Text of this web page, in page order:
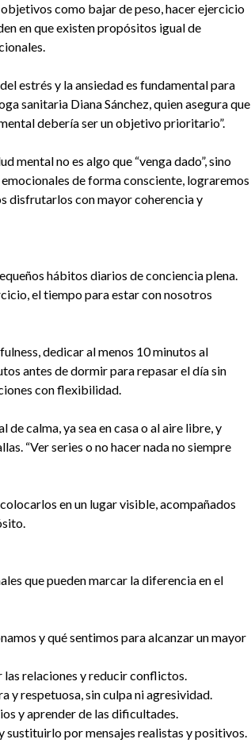
objetivos como bajar de peso, hacer ejercicio
en que existen propósitos igual de
estrés y la ansiedad es fundamental para
sanitaria Diana Sánchez, quien asegura que
debería ser un objetivo prioritario”.
mental no es algo que “venga dado”, sino
de forma consciente, lograremos
disfrutarlos con mayor coherencia y
hábitos diarios de conciencia plena.
el tiempo para estar con nosotros
dedicar al menos 10 minutos al
antes de dormir para repasar el día sin
con flexibilidad.
calma, ya sea en casa o al aire libre, y
“Ver series o no hacer nada no siempre
en un lugar visible, acompañados
que pueden marcar la diferencia en el
y qué sentimos para alcanzar un mayor
las relaciones y reducir conflictos.
y respetuosa, sin culpa ni agresividad.
y aprender de las dificultades.
por mensajes realistas y positivos.